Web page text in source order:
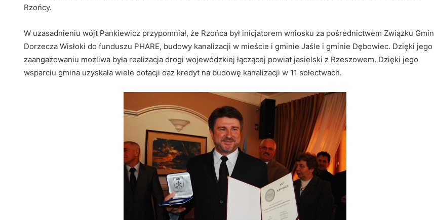
Rzońcy.
W uzasadnieniu wójt Pankiewicz przypomniał, że Rzońca był inicjatorem wniosku za pośrednictwem Związku Gmin
Dorzecza Wisłoki do funduszu PHARE, budowy kanalizacji w mieście i gminie Jaśle i gminie Dębowiec. Dzięki jego
zaangażowaniu możliwa była realizacja drogi wojewódzkiej łączącej powiat jasielski z Rzeszowem. Dzięki jego
wsparciu gmina uzyskała wiele dotacji oaz kredyt na budowę kanalizacji w 11 sołectwach.